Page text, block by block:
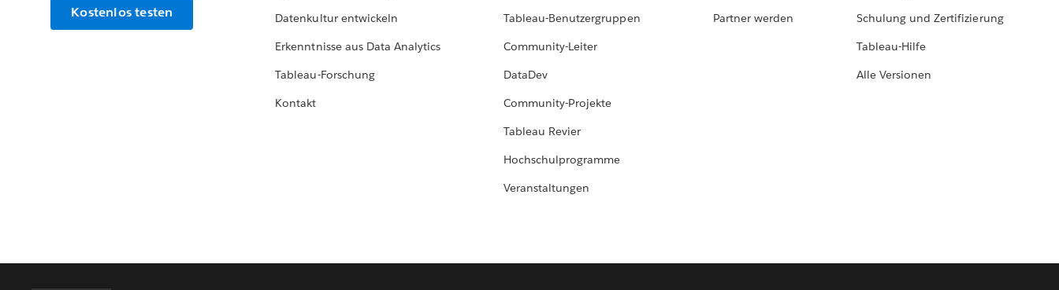
Kostenlos testen
Datenkultur entwickeln
Erkenntnisse aus Data Analytics
Tableau-Forschung
Kontakt
Tableau-Benutzergruppen
Community-Leiter
DataDev
Community-Projekte
Tableau Revier
Hochschulprogramme
Veranstaltungen
Partner werden
Schulung und Zertifizierung
Tableau-Hilfe
Alle Versionen